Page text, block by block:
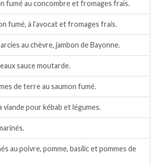
fumé au concombre et fromages frais.
fumé, à l’avocat et fromages frais.
au chèvre, jambon de Bayonne.
sauce moutarde.
de terre au saumon fumé.
viande pour kébab et légumes.
au poivre, pomme, basilic et pommes de